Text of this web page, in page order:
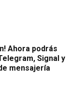
Ahora podrás
Signal y
mensajería